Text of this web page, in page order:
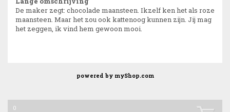
De maker zegt: chocolade maansteen. Ikzelf ken het als roze
maansteen. Maar het zou ook kattenoog kunnen zijn. Jij mag
het zeggen, ik vind hem gewoon mooi.
powered by myShop.com
0